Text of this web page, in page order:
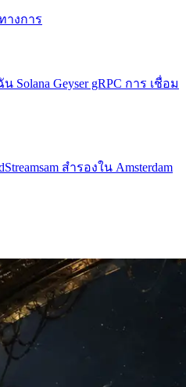
างการ
Geyser gRPC การ เชื่อม
สํารองใน Amsterdam